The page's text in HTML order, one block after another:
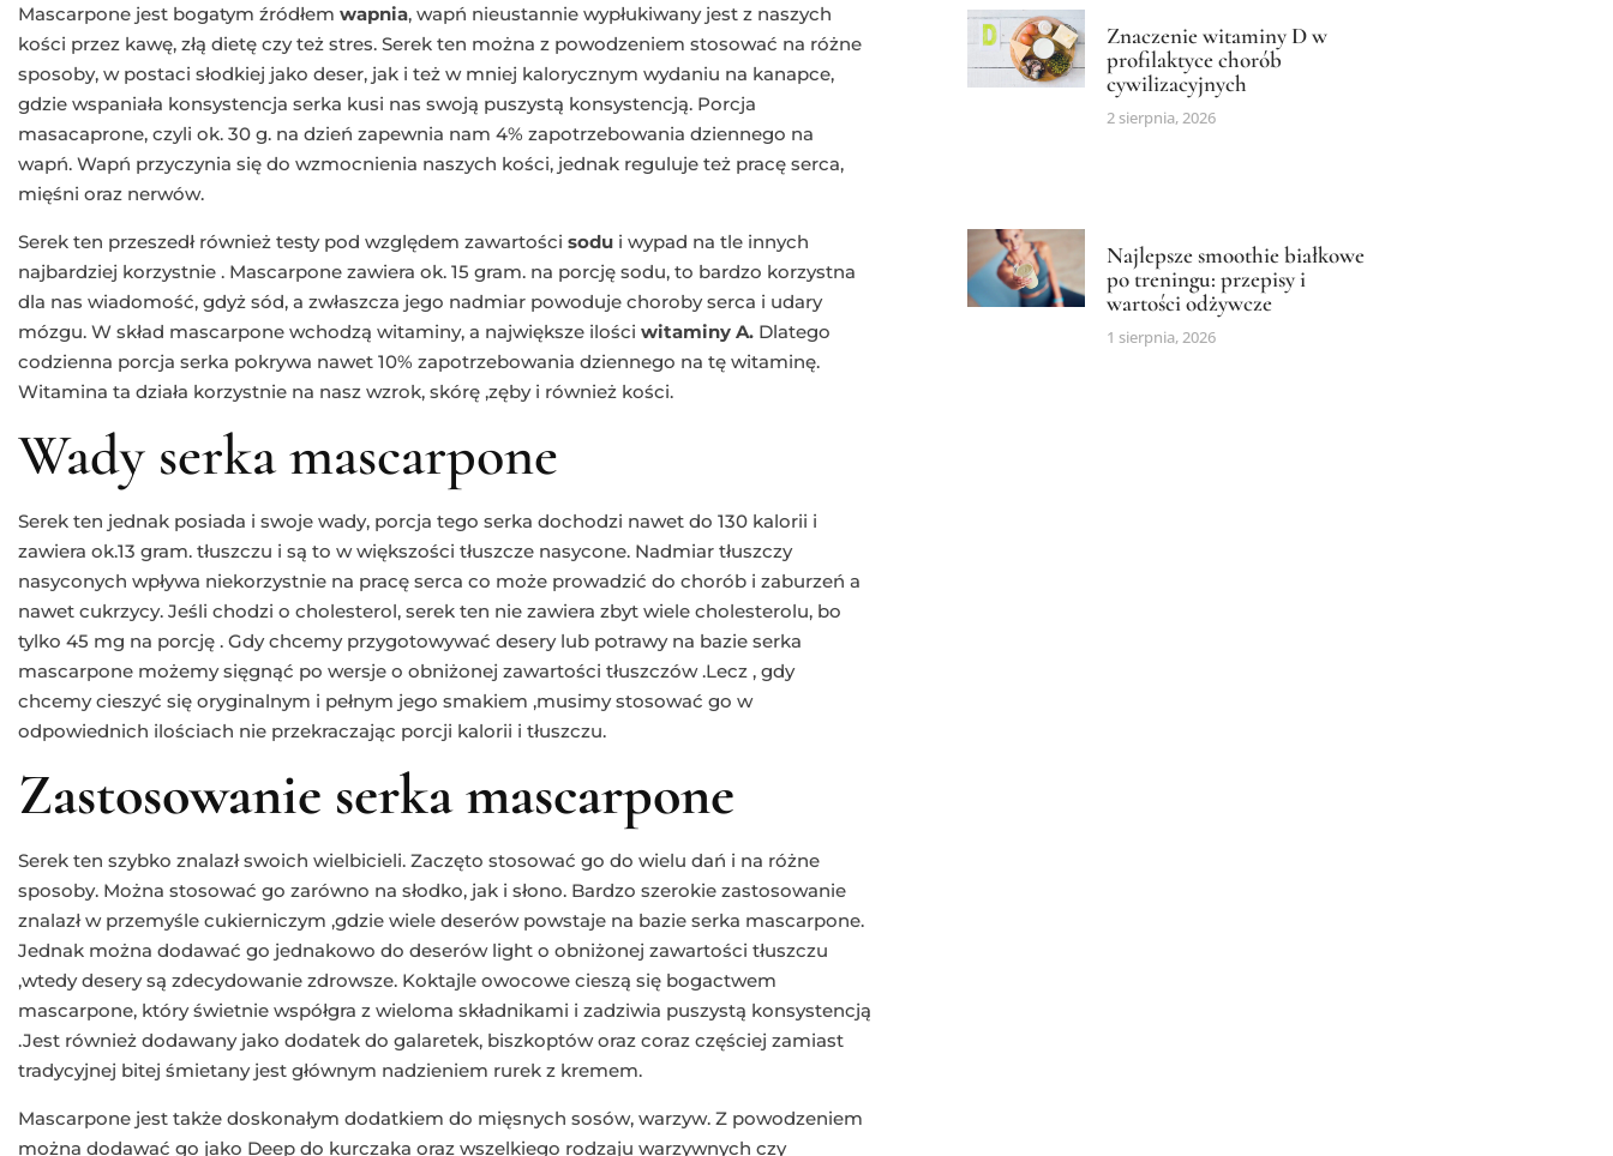
Mascarpone jest bogatym źródłem wapnia, wapń nieustannie wypłukiwany jest z naszych
kości przez kawę, złą dietę czy też stres. Serek ten można z powodzeniem stosować na różne
sposoby, w postaci słodkiej jako deser, jak i też w mniej kalorycznym wydaniu na kanapce,
gdzie wspaniała konsystencja serka kusi nas swoją puszystą konsystencją. Porcja
masacaprone, czyli ok. 30 g. na dzień zapewnia nam 4% zapotrzebowania dziennego na
wapń. Wapń przyczynia się do wzmocnienia naszych kości, jednak reguluje też pracę serca,
mięśni oraz nerwów.
Serek ten przeszedł również testy pod względem zawartości sodu i wypad na tle innych
najbardziej korzystnie . Mascarpone zawiera ok. 15 gram. na porcję sodu, to bardzo korzystna
dla nas wiadomość, gdyż sód, a zwłaszcza jego nadmiar powoduje choroby serca i udary
mózgu. W skład mascarpone wchodzą witaminy, a największe ilości witaminy A. Dlatego
codzienna porcja serka pokrywa nawet 10% zapotrzebowania dziennego na tę witaminę.
Witamina ta działa korzystnie na nasz wzrok, skórę ,zęby i również kości.
Wady serka mascarpone
Serek ten jednak posiada i swoje wady, porcja tego serka dochodzi nawet do 130 kalorii i
zawiera ok.13 gram. tłuszczu i są to w większości tłuszcze nasycone. Nadmiar tłuszczy
nasyconych wpływa niekorzystnie na pracę serca co może prowadzić do chorób i zaburzeń a
nawet cukrzycy. Jeśli chodzi o cholesterol, serek ten nie zawiera zbyt wiele cholesterolu, bo
tylko 45 mg na porcję . Gdy chcemy przygotowywać desery lub potrawy na bazie serka
mascarpone możemy sięgnąć po wersje o obniżonej zawartości tłuszczów .Lecz , gdy
chcemy cieszyć się oryginalnym i pełnym jego smakiem ,musimy stosować go w
odpowiednich ilościach nie przekraczając porcji kalorii i tłuszczu.
Zastosowanie serka mascarpone
Serek ten szybko znalazł swoich wielbicieli. Zaczęto stosować go do wielu dań i na różne
sposoby. Można stosować go zarówno na słodko, jak i słono. Bardzo szerokie zastosowanie
znalazł w przemyśle cukierniczym ,gdzie wiele deserów powstaje na bazie serka mascarpone.
Jednak można dodawać go jednakowo do deserów light o obniżonej zawartości tłuszczu
,wtedy desery są zdecydowanie zdrowsze. Koktajle owocowe cieszą się bogactwem
mascarpone, który świetnie współgra z wieloma składnikami i zadziwia puszystą konsystencją
.Jest również dodawany jako dodatek do galaretek, biszkoptów oraz coraz częściej zamiast
tradycyjnej bitej śmietany jest głównym nadzieniem rurek z kremem.
Mascarpone jest także doskonałym dodatkiem do mięsnych sosów, warzyw. Z powodzeniem
można dodawać go jako Deep do kurczaka oraz wszelkiego rodzaju warzywnych czy
Znaczenie witaminy D w
profilaktyce chorób
cywilizacyjnych
2 sierpnia, 2026
Najlepsze smoothie białkowe
po treningu: przepisy i
wartości odżywcze
1 sierpnia, 2026